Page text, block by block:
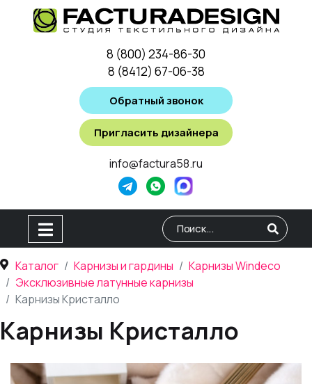
8 (800) 234-86-30
8 (8412) 67-06-38
Обратный звонок
Пригласить дизайнера
info@factura58.ru
Type 2 or more characters
Каталог
Карнизы и гардины
Карнизы Windeco
Эксклюзивные латунные карнизы
Карнизы Кристалло
Карнизы Кристалло